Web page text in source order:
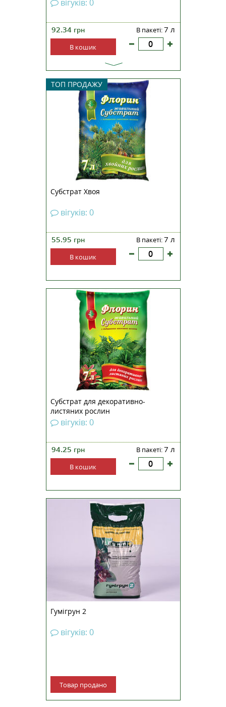
вігуків: 0
92.34 грн В пакеті:7 л
В кошик
ТОП ПРОДАЖУ
Субстрат Хвоя
вігуків: 0
55.95 грн В пакеті:7 л
В кошик
Субстрат для декоративно-
листяних рослин
вігуків: 0
94.25 грн В пакеті:7 л
В кошик
Гумігрун 2 – ґрунтосуміш для
красиво-квітучих рослин.
Натуральне органічне добриво,
вироблене на основі
вермікомпосту, – продукту
переробки гною великої рогатої
худоби червоними
каліфорнійськими черв’яками
Eise...
Гумігрун 2
вігуків: 0
Товар продано